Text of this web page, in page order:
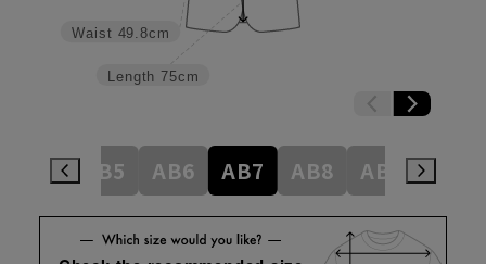
Length 75cm
Waist 49.8cm
AB5 AB6 AB7 AB8 AB9